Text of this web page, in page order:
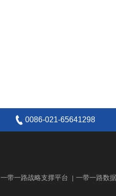
0086-021-65641298
一带一路战略支撑平台 一带一路数